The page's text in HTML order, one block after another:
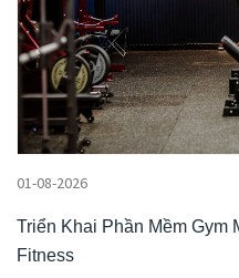
01-08-2026
Triển Khai Phần Mềm Gym
Fitness